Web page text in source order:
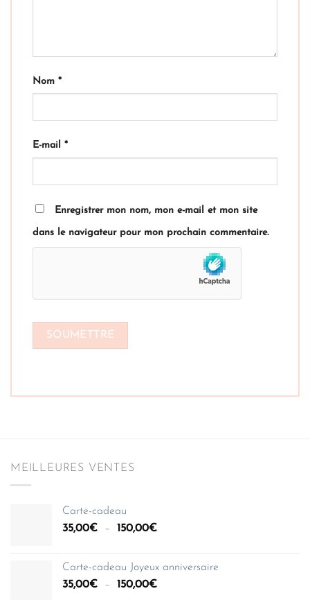
Nom *
E-mail *
Enregistrer mon nom, mon e-mail et mon site
dans le navigateur pour mon prochain commentaire.
MEILLEURES VENTES
Carte-cadeau
35,00€ – 150,00€Plage
35,00€
à
Carte-cadeau Joyeux anniversaire
35,00€ – 150,00€Plage